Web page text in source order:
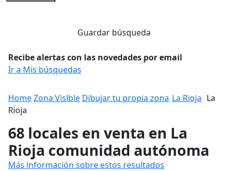
Guardar búsqueda
Recibe alertas con las novedades por email
Ir a Mis búsquedas
HomeZona Vislble Dibujar tu propia zona La Rioja La
Rioja
68 locales en venta en La
Rioja comunidad autónoma
Más información sobre estos resultados